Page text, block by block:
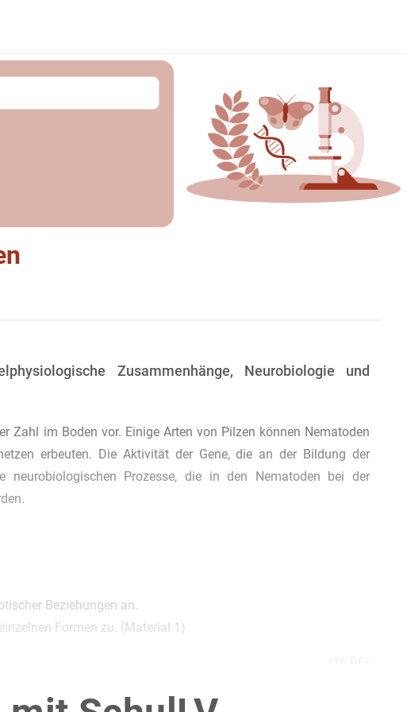
Zusammenhänge, Neurobiologie und
Zahl im Boden vor. Einige Arten von Pilzen können Nematoden
erbeuten. Die Aktivität der Gene, die an der Bildung der
Prozesse, die in den Nematoden bei der
Beziehungen an.
Formen zu. (Material 1)